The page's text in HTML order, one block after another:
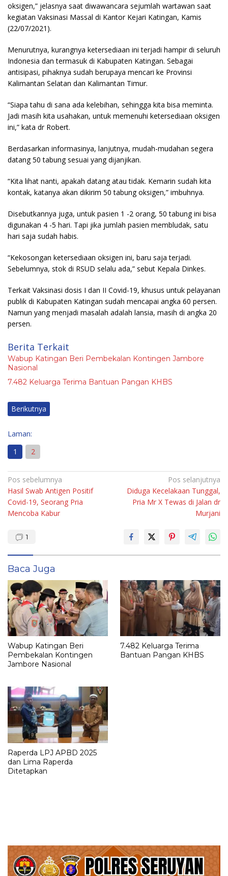
oksigen,” jelasnya saat diwawancara sejumlah wartawan saat
kegiatan Vaksinasi Massal di Kantor Kejari Katingan, Kamis
(22/07/2021).
Menurutnya, kurangnya ketersediaan ini terjadi hampir di seluruh
Indonesia dan termasuk di Kabupaten Katingan. Sebagai
antisipasi, pihaknya sudah berupaya mencari ke Provinsi
Kalimantan Selatan dan Kalimantan Timur.
“Siapa tahu di sana ada kelebihan, sehingga kita bisa meminta.
Jadi masih kita usahakan, untuk memenuhi ketersediaan oksigen
ini,” kata dr Robert.
Berdasarkan informasinya, lanjutnya, mudah-mudahan segera
datang 50 tabung sesuai yang dijanjikan.
“Kita lihat nanti, apakah datang atau tidak. Kemarin sudah kita
kontak, katanya akan dikirim 50 tabung oksigen,” imbuhnya.
Disebutkannya juga, untuk pasien 1 -2 orang, 50 tabung ini bisa
digunakan 4 -5 hari. Tapi jika jumlah pasien membludak, satu
hari saja sudah habis.
“Kekosongan ketersediaan oksigen ini, baru saja terjadi.
Sebelumnya, stok di RSUD selalu ada,” sebut Kepala Dinkes.
Terkait Vaksinasi dosis I dan II Covid-19, khusus untuk pelayanan
publik di Kabupaten Katingan sudah mencapai angka 60 persen.
Namun yang menjadi masalah adalah lansia, masih di angka 20
persen.
Berita Terkait
Wabup Katingan Beri Pembekalan Kontingen Jambore
Nasional
7.482 Keluarga Terima Bantuan Pangan KHBS
Berikutnya
Laman:
1
2
Navigasi
pos
Pos sebelumnya
Hasil Swab Antigen Positif
Covid-19, Seorang Pria
Mencoba Kabur
Pos selanjutnya
Diduga Kecelakaan Tunggal,
Pria Mr X Tewas di Jalan dr
Murjani
1
Baca Juga
Wabup Katingan Beri
Pembekalan Kontingen
Jambore Nasional
7.482 Keluarga Terima
Bantuan Pangan KHBS
Raperda LPJ APBD 2025
dan Lima Raperda
Ditetapkan